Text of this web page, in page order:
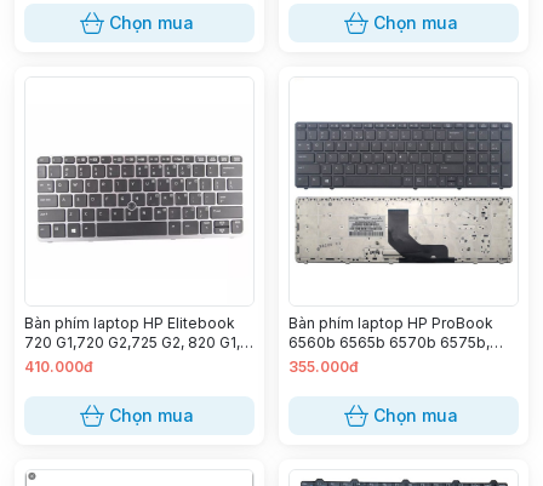
Chọn mua Chọn mua
Bàn phím laptop HP Elitebook
720 G1,720 G2,725 G2, 820 G1,
820 G2 – 820 G1 (Led)
410.000đ
Chọn mua
Bàn phím laptop HP ProBook
6560b 6565b 6570b 6575b,
EliteBook 8560p 8570p
355.000đ
Chọn mua